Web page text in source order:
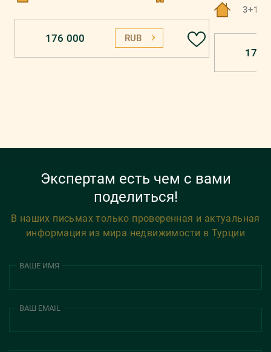
176 000 RUB
3+1
174
Экспертам есть чем с вами
поделиться!
В наших письмах только проверенная и актуальная
информация из мира недвижимости в Турции
ВАШЕ ИМЯ
ВАШ EMAIL